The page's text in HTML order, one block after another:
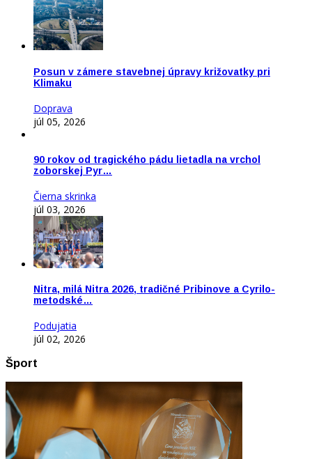
Posun v zámere stavebnej úpravy križovatky pri
Klimaku
Doprava
júl 05, 2026
90 rokov od tragického pádu lietadla na vrchol
zoborskej Pyr…
Čierna skrinka
júl 03, 2026
Nitra, milá Nitra 2026, tradičné Pribinove a Cyrilo-
metodské…
Podujatia
júl 02, 2026
Šport